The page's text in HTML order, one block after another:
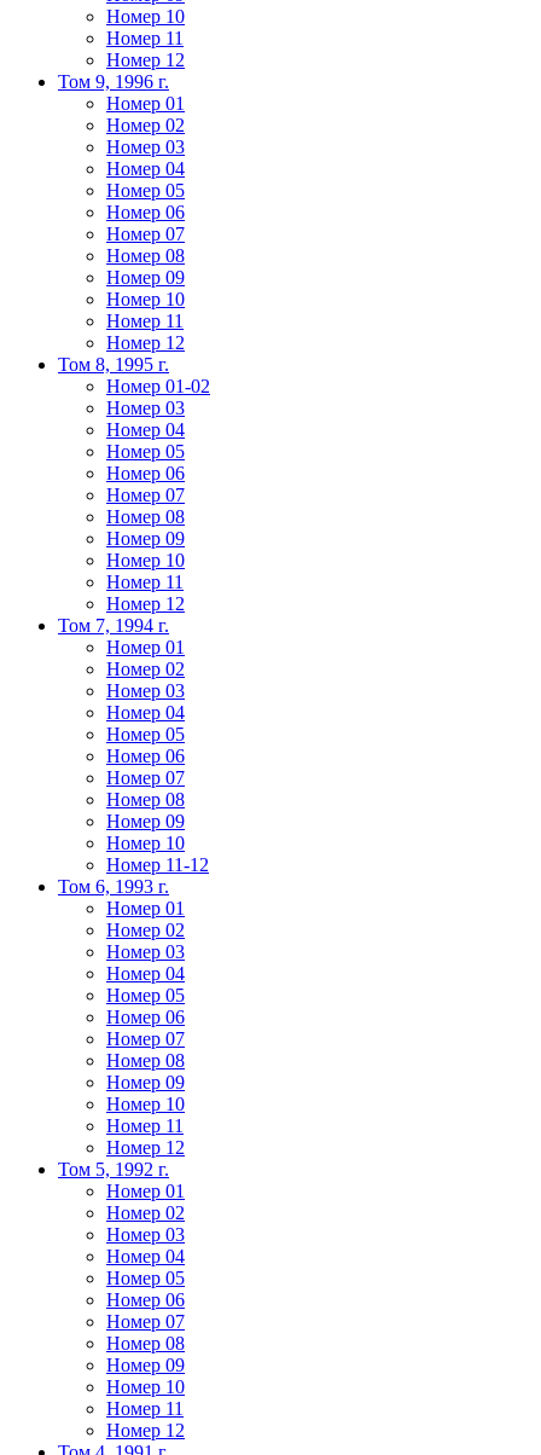
Номер 10
Номер 11
Номер 12
Том 9, 1996 г.
Номер 01
Номер 02
Номер 03
Номер 04
Номер 05
Номер 06
Номер 07
Номер 08
Номер 09
Номер 10
Номер 11
Номер 12
Том 8, 1995 г.
Номер 01-02
Номер 03
Номер 04
Номер 05
Номер 06
Номер 07
Номер 08
Номер 09
Номер 10
Номер 11
Номер 12
Том 7, 1994 г.
Номер 01
Номер 02
Номер 03
Номер 04
Номер 05
Номер 06
Номер 07
Номер 08
Номер 09
Номер 10
Номер 11-12
Том 6, 1993 г.
Номер 01
Номер 02
Номер 03
Номер 04
Номер 05
Номер 06
Номер 07
Номер 08
Номер 09
Номер 10
Номер 11
Номер 12
Том 5, 1992 г.
Номер 01
Номер 02
Номер 03
Номер 04
Номер 05
Номер 06
Номер 07
Номер 08
Номер 09
Номер 10
Номер 11
Номер 12